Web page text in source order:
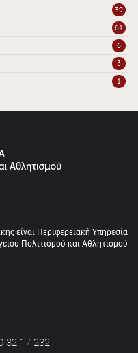
39
61
6
3
1
είναι Περιφερειακή Υπηρεσία
Πολιτισμού και Αθλητισμού
32 17 232